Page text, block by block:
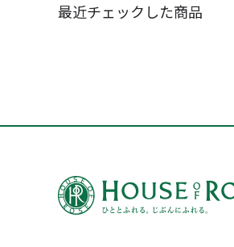
最近チェックした商品